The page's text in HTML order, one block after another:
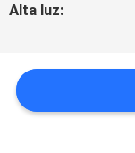
DE
CONTACTA
Alta luz: